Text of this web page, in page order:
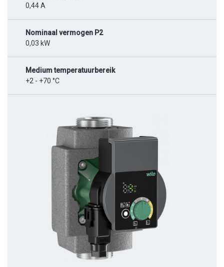
0,44 A
Nominaal vermogen P2
0,03 kW
Medium temperatuurbereik
+2 - +70 °C